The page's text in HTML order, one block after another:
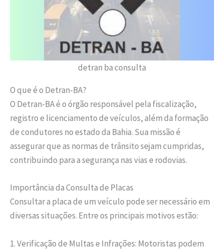
detran ba consulta
O que é o Detran-BA?
O Detran-BA é o órgão responsável pela fiscalização,
registro e licenciamento de veículos, além da formação
de condutores no estado da Bahia. Sua missão é
assegurar que as normas de trânsito sejam cumpridas,
contribuindo para a segurança nas vias e rodovias.
Importância da Consulta de Placas
Consultar a placa de um veículo pode ser necessário em
diversas situações. Entre os principais motivos estão:
1. Verificação de Multas e Infrações: Motoristas podem